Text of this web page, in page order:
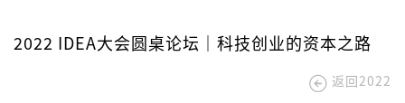
2022 IDEA大会圆桌论坛｜科技创业的资本之路
返回2022